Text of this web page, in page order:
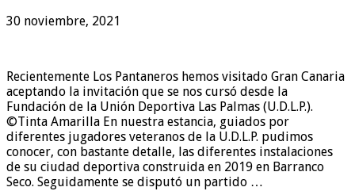
30 noviembre, 2021
Recientemente Los Pantaneros hemos visitado Gran Canaria
aceptando la invitación que se nos cursó desde la
Fundación de la Unión Deportiva Las Palmas (U.D.L.P.).
©Tinta Amarilla En nuestra estancia, guiados por
diferentes jugadores veteranos de la U.D.L.P. pudimos
conocer, con bastante detalle, las diferentes instalaciones
de su ciudad deportiva construida en 2019 en Barranco
Seco. Seguidamente se disputó un partido …